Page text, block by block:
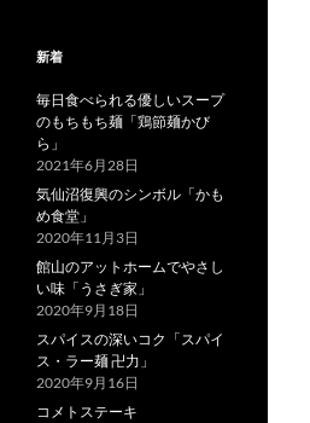
新着
毎日食べられる優しいスープ
のもちもち麺「鶏節麺かび
ら」
2021年6月28日
気仙沼復興のシンボル「かも
め食堂」
2020年11月3日
館山のアットホームでやさし
い味「うさぎ家」
2020年9月18日
スパイスの深いコク「スパイ
ス・ラー麺 卍力」
2020年9月16日
コメトステーキ